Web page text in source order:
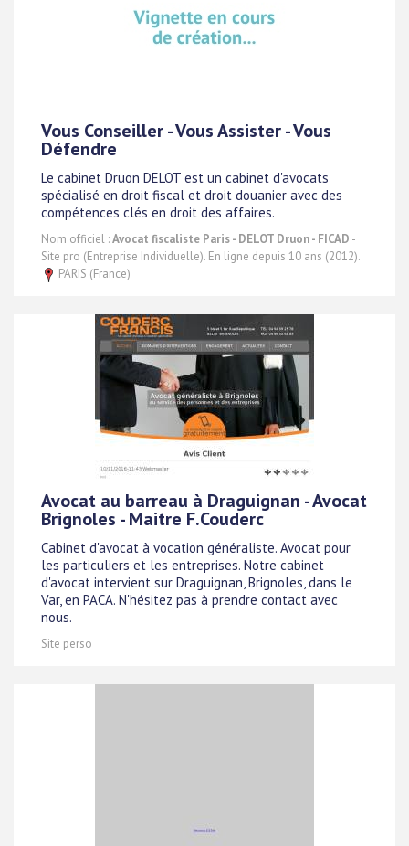
Vous Conseiller - Vous Assister - Vous
Défendre
Le cabinet Druon DELOT est un cabinet d'avocats
spécialisé en droit fiscal et droit douanier avec des
compétences clés en droit des affaires.
Nom officiel :Avocat fiscaliste Paris - DELOT Druon - FICAD -
Site pro (Entreprise Individuelle). En ligne depuis 10 ans (2012).
PARIS (France)
Avocat au barreau à Draguignan - Avocat
Brignoles - Maitre F.Couderc
Cabinet d'avocat à vocation généraliste. Avocat pour
les particuliers et les entreprises. Notre cabinet
d'avocat intervient sur Draguignan, Brignoles, dans le
Var, en PACA. N'hésitez pas à prendre contact avec
nous.
Site perso